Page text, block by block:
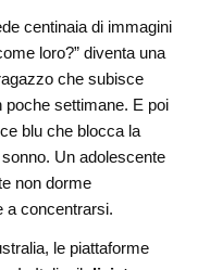
centinaia di immagini
loro?” diventa una
che subisce
poche settimane. E poi
blu che blocca la
Un adolescente
non dorme
a concentrarsi.
le piattaforme